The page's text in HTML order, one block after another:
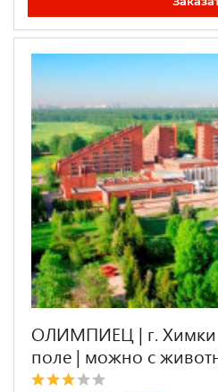
ОЛИМПИЕЦ | г. Химки
поле | можно с